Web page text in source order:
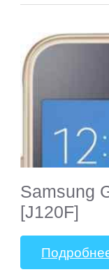
Samsung
[J120F]